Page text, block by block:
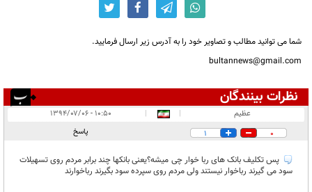
شما می توانید مطالب و تصاویر خود را به آدرس زیر ارسال فرمایید.
bultannews@gmail.com
نظرات بینندگان
در انتظار بررسی:
عظیم |
|
۱۰:۵۰ - ۱۳۹۴/۰۷/۰۶
0
1 پاسخ
پس تکلیف بانک های ربا خوار چی میشه؟یعنی بانکها چند برابر مردم روی تسهیلات
سود می گیرند رباخوار نیستند ولی مردم روی سپرده سود بگیرند رباخوارند